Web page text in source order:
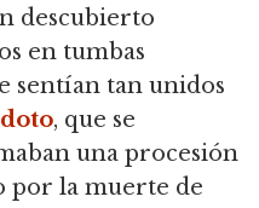
descubierto
en tumbas
sentían tan unidos
, que se
una procesión
por la muerte de